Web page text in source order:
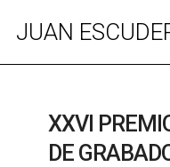
JUAN
XXVI
DE